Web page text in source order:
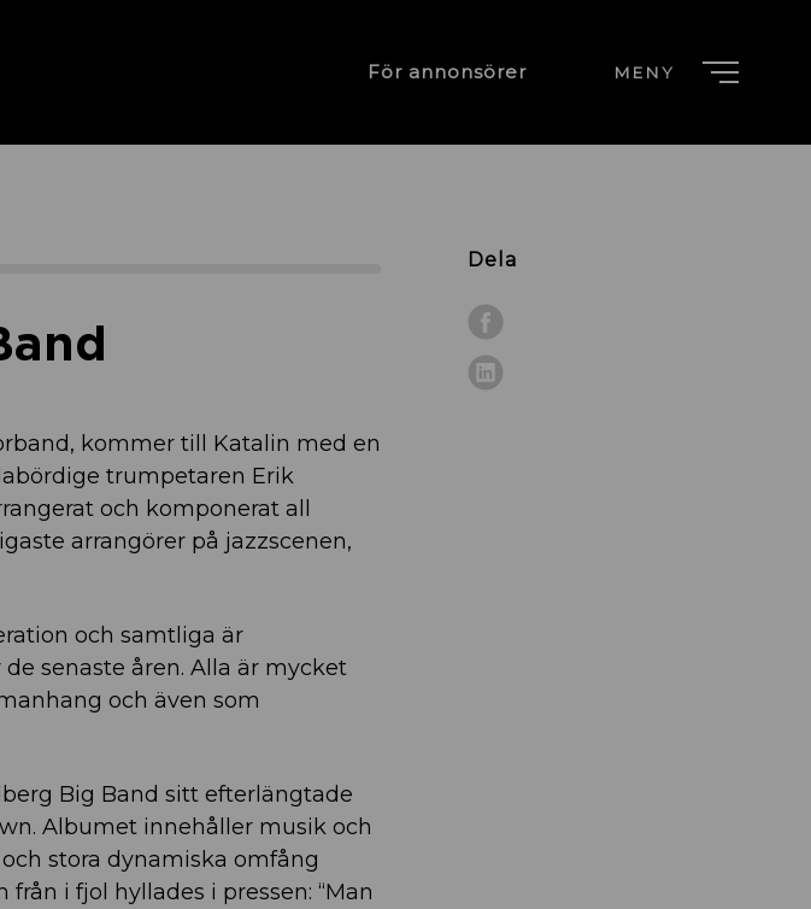
För annonsörer MENY
Dela
kommer till Katalin med en
trumpetaren Erik
och komponerat all
arrangörer på jazzscenen,
och samtliga är
senaste åren. Alla är mycket
och även som
Big Band sitt efterlängtade
Albumet innehåller musik och
stora dynamiska omfång
i fjol hyllades i pressen: “Man